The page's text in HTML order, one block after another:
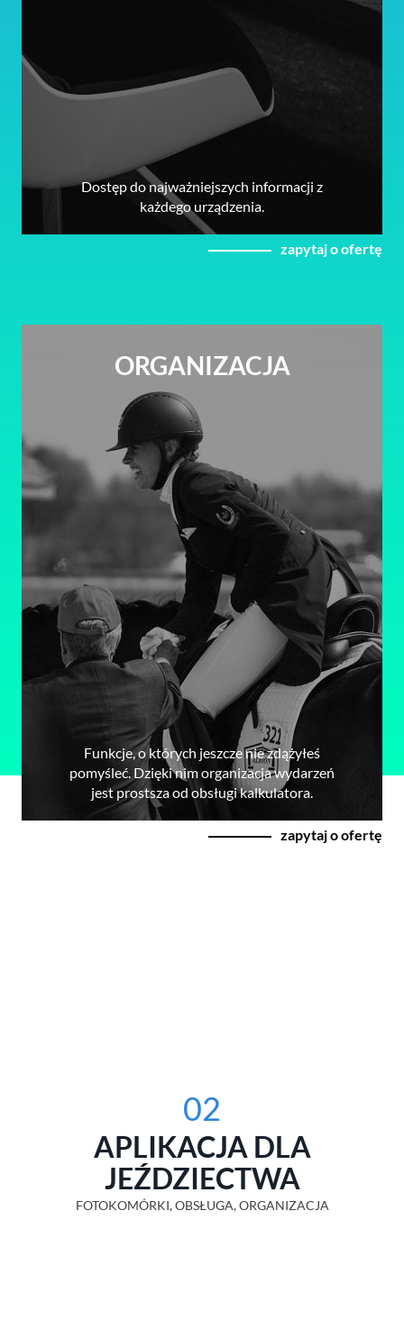
Dostęp do najważniejszych informacji z
każdego urządzenia.
zapytaj o ofertę
ORGANIZACJA
Funkcje, o których jeszcze nie zdążyłeś
pomyśleć. Dzięki nim organizacja wydarzeń
jest prostsza od obsługi kalkulatora.
zapytaj o ofertę
02
APLIKACJA DLA
JEŹDZIECTWA
FOTOKOMÓRKI, OBSŁUGA, ORGANIZACJA